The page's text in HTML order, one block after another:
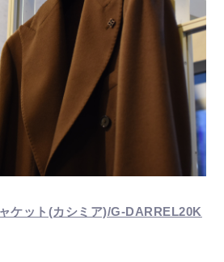
ケット(カシミア)/G-DARREL20K